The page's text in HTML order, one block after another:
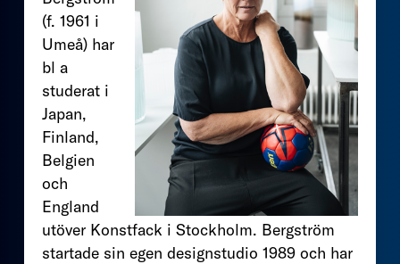
(f. 1961 i
Umeå) har
bl a
studerat i
Japan,
Finland,
Belgien
och
England
utöver Konstfack i Stockholm. Bergström
startade sin egen designstudio 1989 och har